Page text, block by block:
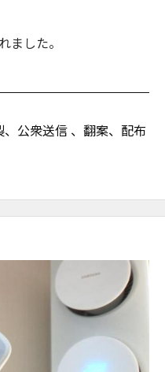
ました。
公衆送信 、翻案、配布